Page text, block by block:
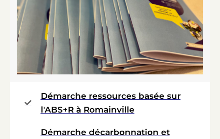
Démarche ressources basée sur
l'ABS+R à Romainville
Démarche décarbonnation et